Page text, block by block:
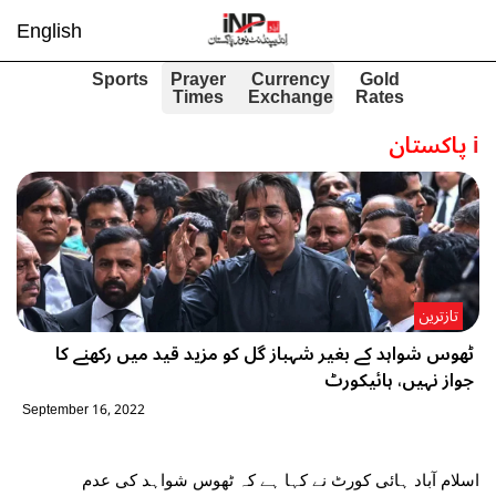
English
Gold
Rates
Currency
Exchange
Prayer
Times
Sports
iپاکستان
ٹھوس شواہد کے بغیر شہباز گل کو مزید قید میں رکھنے کا
جواز نہیں، ہائیکورٹ
تازترین
September 16, 2022
اسلام آباد ہائی کورٹ نے کہا ہے کہ ٹھوس شواہد کی عدم